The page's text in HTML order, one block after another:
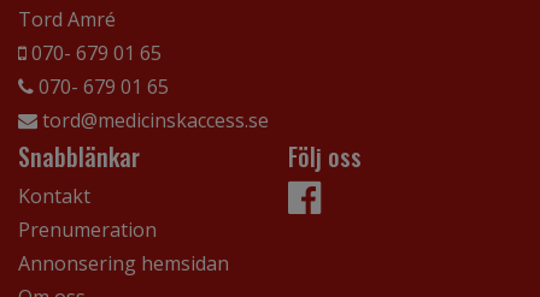
Tord Amré
070- 679 01 65
070- 679 01 65
tord@medicinskaccess.se
Snabblänkar
Kontakt
Prenumeration
Annonsering hemsidan
Följ oss